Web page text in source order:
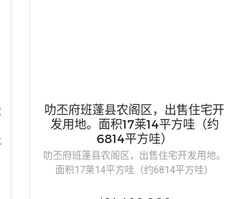
叻丕府班蓬县农阁区，出售住宅开
发用地。面积17莱14平方哇（约
6814平方哇）
叻丕府班蓬县农阁区，出售住宅开发用地。
面积17莱14平方哇（约6814平方哇）